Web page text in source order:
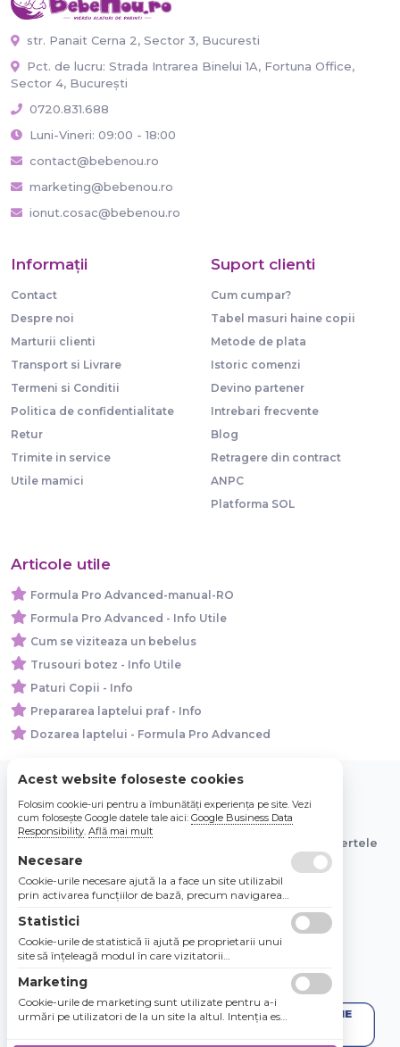
str. Panait Cerna 2, Sector 3, Bucuresti
Pct. de lucru: Strada Intrarea Binelui 1A, Fortuna Office,
Sector 4, București
0720.831.688
Luni-Vineri: 09:00 - 18:00
contact@bebenou.ro
marketing@bebenou.ro
ionut.cosac@bebenou.ro
Informaţii
Contact
Despre noi
Marturii clienti
Transport si Livrare
Termeni si Conditii
Politica de confidentialitate
Retur
Trimite in service
Utile mamici
Suport clienti
Cum cumpar?
Tabel masuri haine copii
Metode de plata
Istoric comenzi
Devino partener
Intrebari frecvente
Blog
Retragere din contract
ANPC
Platforma SOL
Articole utile
Formula Pro Advanced-manual-RO
Formula Pro Advanced - Info Utile
Cum se viziteaza un bebelus
Trusouri botez - Info Utile
Paturi Copii - Info
Prepararea laptelui praf - Info
Dozarea laptelui - Formula Pro Advanced
© 2026 Bebe Nou Online Store SRL
Toate preturile sunt exprimate in lei si includ tva. Ofertele
sunt valabile in limita stocului disponibil.
Acest website foloseste cookies
Folosim cookie-uri pentru a îmbunătăți experiența pe site. Vezi
cum folosește Google datele tale aici: Google Business Data
Responsibility. Află mai mult
Necesare
Cookie-urile necesare ajută la a face un site utilizabil
prin activarea funcţiilor de bază, precum navigarea
Site-ul nu poate funcţiona corespunzător fără aceste
cookie-uri.
Statistici
Cookie-urile de statistică îi ajută pe proprietarii unui
site să înţeleagă modul în care vizitatorii
raportarea informaţiilor în mod anonim.
Marketing
Cookie-urile de marketing sunt utilizate pentru a-i
urmări pe utilizatori de la un site la altul. Intenţia este